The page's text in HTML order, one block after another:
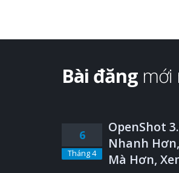
Bài đăng mới
6
Tháng 4
OpenShot
Nhanh
Mà Hơn,